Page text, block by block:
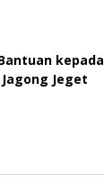
kepada
Jeget